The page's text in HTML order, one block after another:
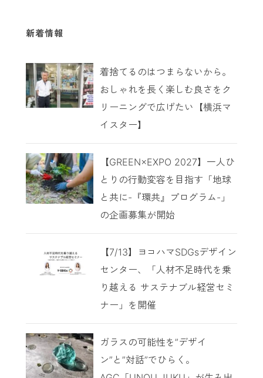
新着情報
着捨てるのはつまらないから。
おしゃれを長く楽しむ良さをク
リーニングで広げたい【横浜マ
イスター】
【GREEN×EXPO 2027】一人ひ
とりの行動変容を目指す「地球
と共に-『環共』プログラム-」
の企画募集が開始
【7/13】ヨコハマSDGsデザイン
センター、「人材不足時代を乗
り越える サステナブル経営セミ
ナー」を開催
ガラスの可能性を”デザイ
ン”と”対話”でひらく。